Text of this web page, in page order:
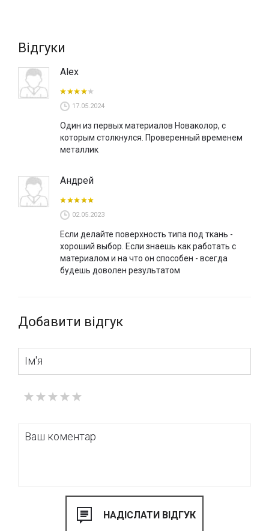
Відгуки
Alex
17.05.2024
Один из первых материалов Новаколор, с
которым столкнулся. Проверенный временем
металлик
Андрей
02.05.2023
Если делайте поверхность типа под ткань -
хороший выбор. Если знаешь как работать с
материалом и на что он способен - всегда
будешь доволен результатом
Добавити відгук